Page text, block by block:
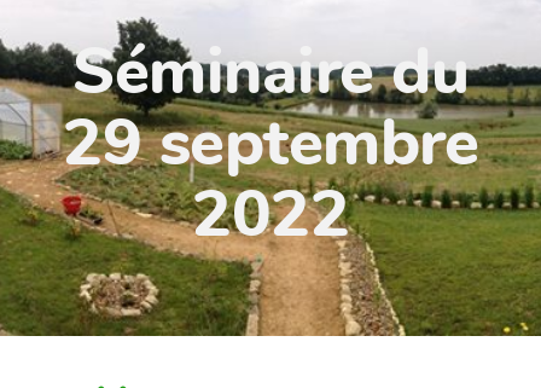
Séminaire du
29 septembre
2022